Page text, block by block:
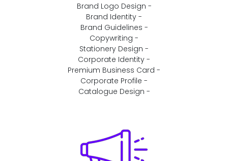
- Brand Logo Design
- Brand Identity
- Brand Guidelines
- Copywriting
- Stationery Design
- Corporate Identity
- Premium Business Card
- Corporate Profile
- Catalogue Design